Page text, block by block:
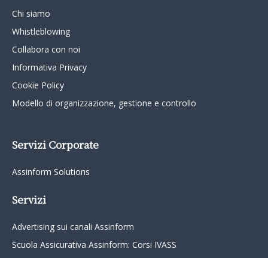
Chi siamo
Whistleblowing
Collabora con noi
Informativa Privacy
Cookie Policy
Modello di organizzazione, gestione e controllo
Servizi Corporate
Assinform Solutions
Servizi
Advertising sui canali Assinform
Scuola Assicurativa Assinform: Corsi IVASS